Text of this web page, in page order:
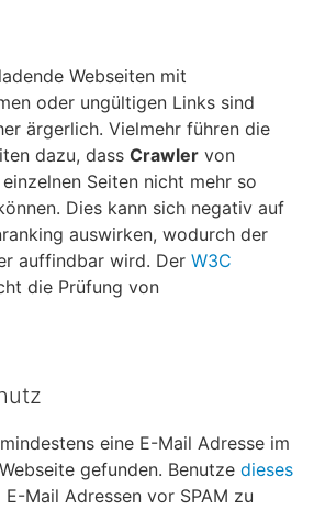
Webseiten mit
oder ungültigen Links sind
ärgerlich. Vielmehr führen die
dazu, dass Crawler von
Seiten nicht mehr so
Dies kann sich negativ auf
auswirken, wodurch der
auffindbar wird. Der W3C
die Prüfung von
eine E-Mail Adresse im
gefunden. Benutze dieses
E-Mail Adressen vor SPAM zu